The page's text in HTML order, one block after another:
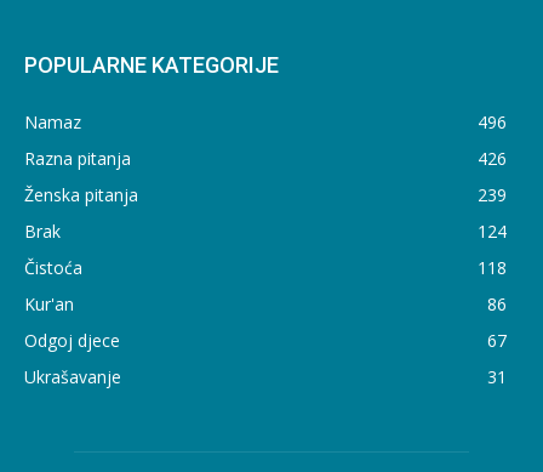
POPULARNE KATEGORIJE
Namaz
496
Razna pitanja
426
Ženska pitanja
239
Brak
124
Čistoća
118
Kur'an
86
Odgoj djece
67
Ukrašavanje
31